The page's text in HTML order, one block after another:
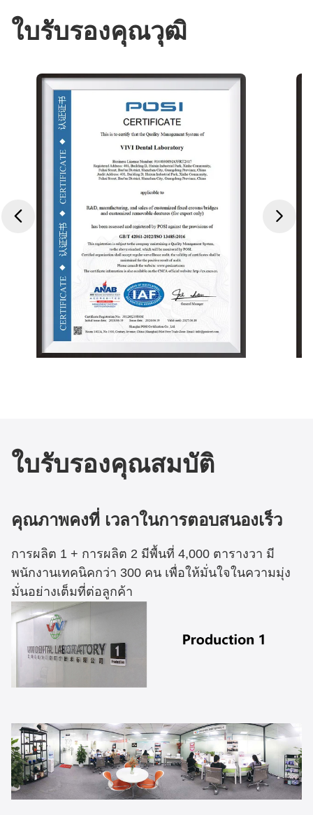
ใบรับรองคุณวุฒิ
ใบรับรองคุณสมบัติ
คุณภาพคงที่ เวลาในการตอบสนองเร็ว
การผลิต 1 + การผลิต 2 มีพื้นที่ 4,000 ตารางวา มี
พนักงานเทคนิคกว่า 300 คน เพื่อให้มั่นใจในความมุ่ง
มั่นอย่างเต็มที่ต่อลูกค้า